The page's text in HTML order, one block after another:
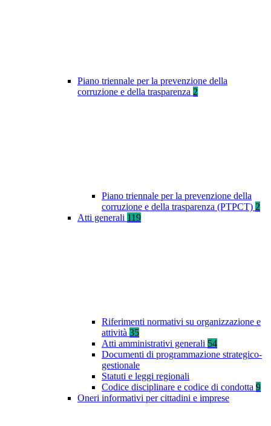
Piano triennale per la prevenzione della
corruzione e della trasparenza 2
Piano triennale per la prevenzione della
corruzione e della trasparenza (PTPCT) 2
Atti generali 119
Riferimenti normativi su organizzazione e
attività 35
Atti amministrativi generali 54
Documenti di programmazione strategico-
gestionale
Statuti e leggi regionali
Codice disciplinare e codice di condotta 9
Oneri informativi per cittadini e imprese